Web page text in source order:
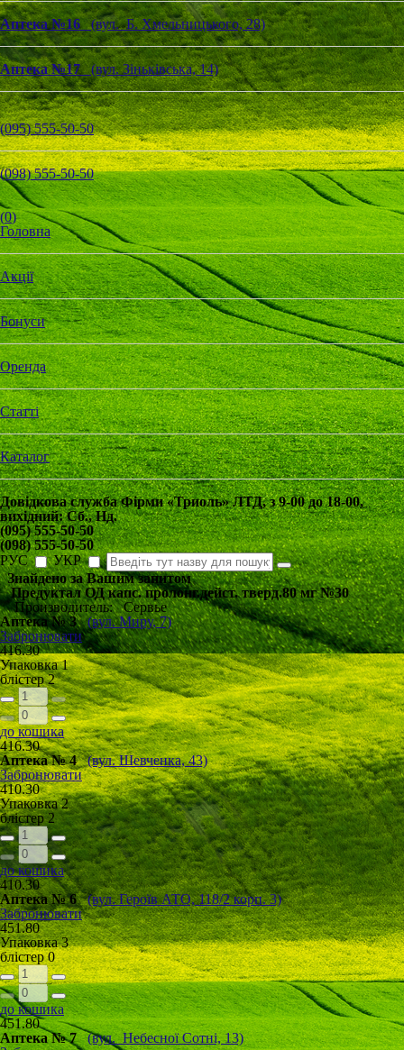
Аптека №16(вул. Б. Хмельницького, 28)
Аптека №17(вул. Зіньківська, 14)
(095) 555-50-50
(098) 555-50-50
(0)
Головна
Акції
Бонуси
Оренда
Статті
Каталог
Довідкова служба Фірми «Триоль» ЛТД, з9-00до18-00,
вихідний:Сб.,Нд.
(095) 555-50-50
(098) 555-50-50
РУС
УКР
Знайдено за Вашим запитом
Предуктал ОД капс. пролонг.дейст. тверд.80 мг №30
Производитель: Cервье
Аптека № 3
(вул. Миру, 7)
Забронювати
416.30
Упаковка1
блістер2
до кошика
416.30
Аптека № 4
(вул. Шевченка, 43)
Забронювати
410.30
Упаковка2
блістер2
до кошика
410.30
Аптека № 6
(вул. Героїв АТО, 118/2 корп. 3)
Забронювати
451.80
Упаковка3
блістер0
до кошика
451.80
Аптека № 7
(вул. Небесної Сотні, 13)